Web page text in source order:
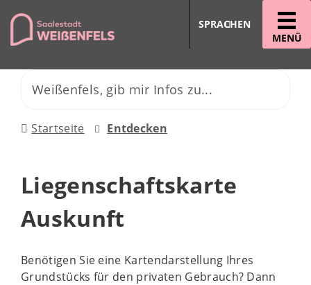
MENÜ
SPRACHEN
Startseite Entdecken
Liegenschaftskarte
Auskunft
Benötigen Sie eine Kartendarstellung Ihres
Grundstücks für den privaten Gebrauch? Dann